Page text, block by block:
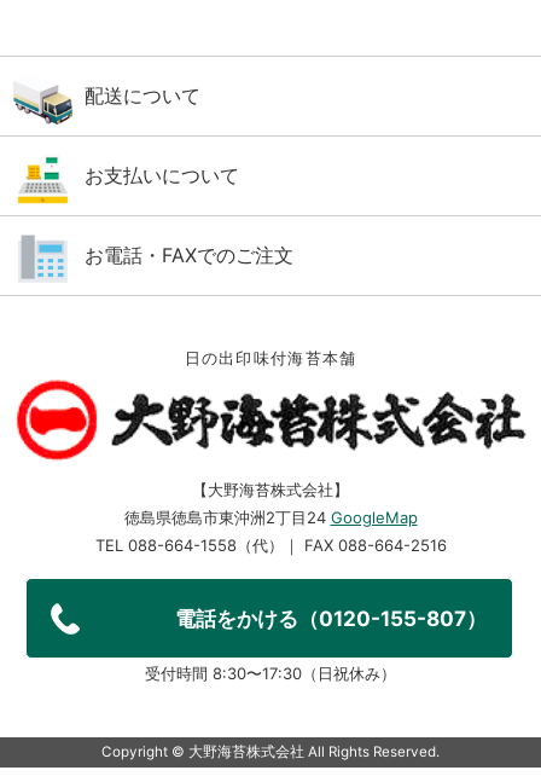
配送について
お支払いについて
お電話・FAXでのご注文
日の出印味付海苔本舗
【大野海苔株式会社】
徳島県徳島市東沖洲2丁目24 GoogleMap
TEL 088-664-1558（代）｜ FAX 088-664-2516
電話をかける（0120-155-807）
受付時間 8:30〜17:30（日祝休み）
Copyright ©︎ 大野海苔株式会社 All Rights Reserved.